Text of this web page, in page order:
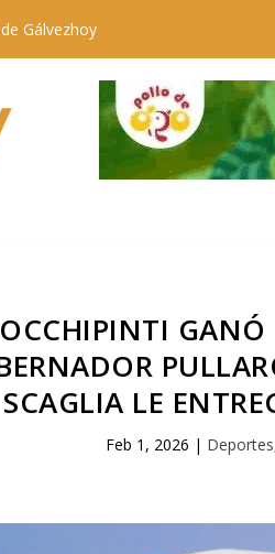
Gálvezhoy
SCAGLIA LE
Feb 1, 2026 | Deportes